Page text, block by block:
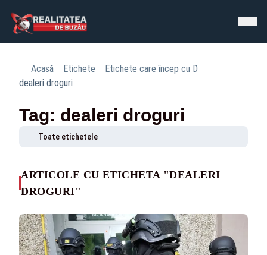
Acasă Etichete
Etichete care încep cu D
dealeri droguri
Tag: dealeri droguri
Toate etichetele
ARTICOLE CU ETICHETA "DEALERI
DROGURI"